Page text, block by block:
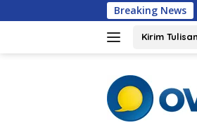
ke
Breaking News
Kirim Tulisan